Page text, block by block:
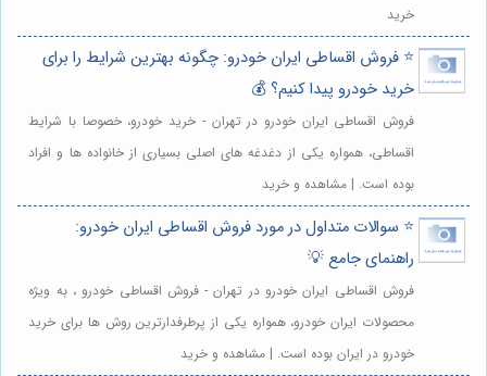
خرید
⭐️ فروش اقساطی ایران خودرو: چگونه بهترین شرایط را برای
خرید خودرو پیدا کنیم؟ 💰
فروش اقساطی ایران خودرو در تهران - خرید خودرو، خصوصا با شرایط
اقساطی، همواره یکی از دغدغه های اصلی بسیاری از خانواده ها و افراد
بوده است. | مشاهده و خرید
⭐️ سوالات متداول در مورد فروش اقساطی ایران خودرو:
راهنمای جامع 💡
فروش اقساطی ایران خودرو در تهران - فروش اقساطی خودرو ، به ویژه
محصولات ایران خودرو، همواره یکی از پرطرفدارترین روش ها برای خرید
خودرو در ایران بوده است. | مشاهده و خرید